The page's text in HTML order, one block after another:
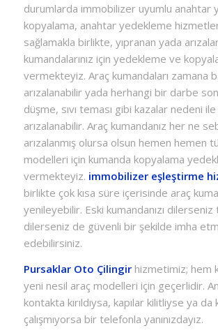
durumlarda immobilizer uyumlu anahtar
kopyalama, anahtar yedekleme
sağlamakla birlikte, yıpranan yada
kumandalarınız için yedekleme ve
vermekteyiz. Araç kumandaları zamana
arızalanabilir yada herhangi bir darbe
düşme, sıvı teması gibi kazalar nedeni
arızalanabilir. Araç kumandanız her ne
arızalanmış olursa olsun hemen hemen
modelleri için kumanda kopyalama
vermekteyiz. immobilizer eşleştirme
birlikte çok kısa süre içerisinde araç
yenileyebilir. Eski kumandanızı
dilerseniz de güvenli bir şekilde imha
edebilirsiniz.
Pursaklar Oto Çilingirhizmetimiz; hem
yeni nesil araç modelleri için geçerlidir.
kontakta kırıldıysa, kapılar kilitliyse ya da
çalışmıyorsa bir telefonla yanınızdayız.